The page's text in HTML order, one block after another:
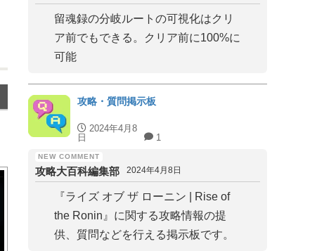
留魂録の分岐ルートの可視化はクリ
ア前でもできる。クリア前に100%に
可能
攻略・質問掲示板
2024年4月8
日
1
攻略大百科編集部 2024年4月8日
『ライズ オブ ザ ローニン | Rise of
the Ronin』に関する攻略情報の提
供、質問などを行える掲示板です。